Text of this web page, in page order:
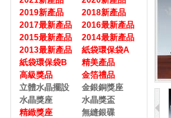
2019新產品
2018新產品
2017最新產品
2016最新產品
2015最新產品
2014最新產品
2013最新產品
紙袋環保袋A
紙袋環保袋B
精美產品
高級獎品
金箔禮品
立體水晶擺設
金銀銅獎座
水晶獎座
水晶獎盃
精緻獎座
無縫銀碟